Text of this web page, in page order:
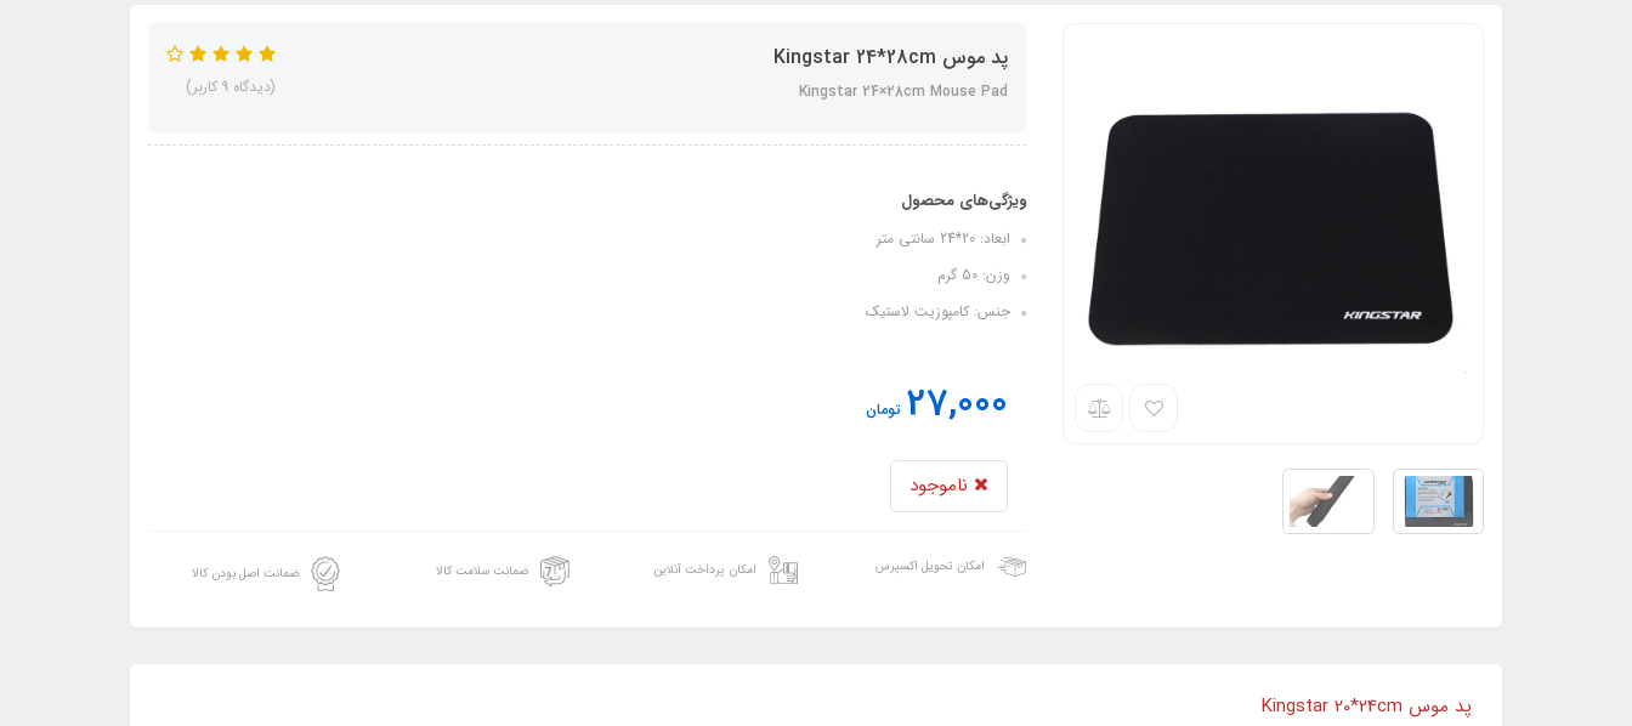
پد موس Kingstar 24*28cm
Kingstar 24×28cm Mouse Pad (دیدگاه 9 کاربر)
ویژگی‌های محصول
ابعاد: 20*24 سانتی متر
وزن: 50 گرم
جنس: کامپوزیت لاستیک
27,000 تومان
ناموجود
امکان تحویل اکسپرس امکان پرداخت آنلاین ضمانت سلامت کالا ضمانت اصل بودن کالا
پد موس Kingstar 20*24cm